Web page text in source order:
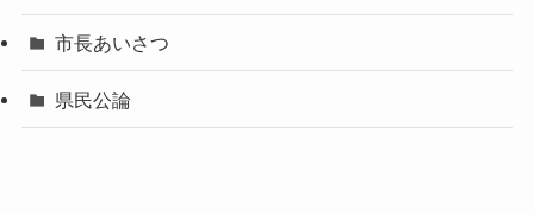
市長あいさつ
県民公論